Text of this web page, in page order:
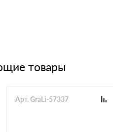
товары
Арт. GraLi-57337